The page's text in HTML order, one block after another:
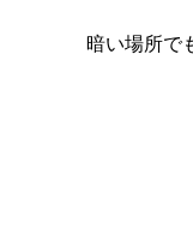
暗い場所で